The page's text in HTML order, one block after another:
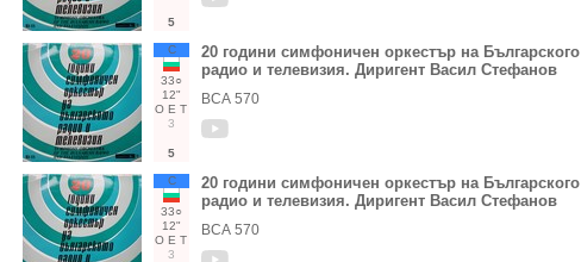
5
С
33○
12"
О Е Т
3
5
20 години симфоничен оркестър на Българского
радио и телевизия. Диригент Васил Стефанов
ВСА 570
С
33○
12"
О Е Т
3
20 години симфоничен оркестър на Българского
радио и телевизия. Диригент Васил Стефанов
ВСА 570